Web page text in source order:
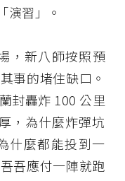
演習」。
，新八師按照預
事的堵住缺口。
封轟炸 100 公里
，為什麼炸彈坑
什麼都能投到一
吾應付一陣就跑